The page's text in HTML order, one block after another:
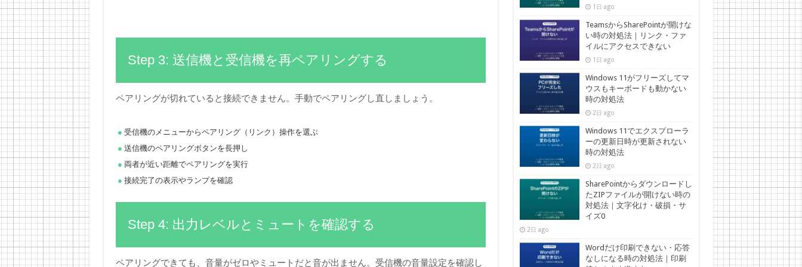
Step 3: 送信機と受信機を再ペアリングする
ペアリングが切れていると接続できません。手動でペアリングし直しましょう。
受信機のメニューからペアリング（リンク）操作を選ぶ
送信機のペアリングボタンを長押し
両者が近い距離でペアリングを実行
接続完了の表示やランプを確認
Step 4: 出力レベルとミュートを確認する
ペアリングできても、音量がゼロやミュートだと音が出ません。受信機の音量設定を確認し
1日 ago
TeamsからSharePointが開けな
い時の対処法｜リンク・ファ
イルにアクセスできない
1日 ago
Windows 11がフリーズしてマ
ウスもキーボードも動かない
時の対処法
2日 ago
Windows 11でエクスプローラ
ーの更新日時が更新されない
時の対処法
2日 ago
SharePointからダウンロードし
たZIPファイルが開けない時の
対処法｜文字化け・破損・サ
イズ0
2日 ago
Wordだけ印刷できない・応答
なしになる時の対処法｜印刷